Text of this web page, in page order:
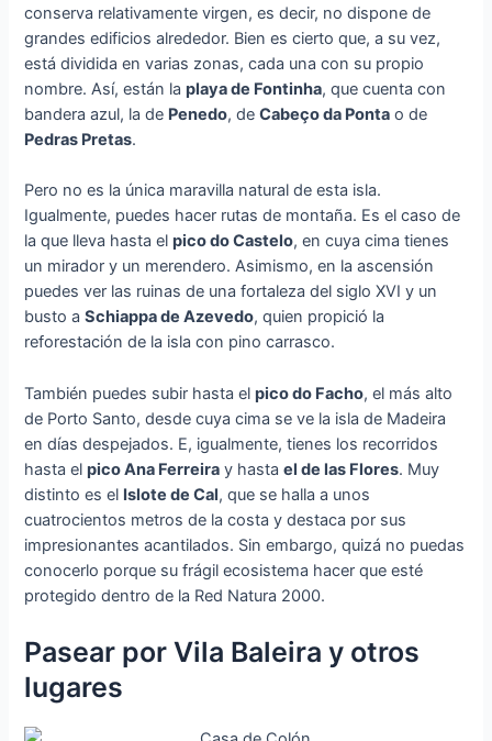
conserva relativamente virgen, es decir, no dispone de
grandes edificios alrededor. Bien es cierto que, a su vez,
está dividida en varias zonas, cada una con su propio
nombre. Así, están laplaya de Fontinha, que cuenta con
bandera azul, la de Penedo, deCabeço da Ponta o de
Pedras Pretas.
Pero no es la única maravilla natural de esta isla.
Igualmente, puedes hacer rutas de montaña. Es el caso de
la que lleva hasta elpico do Castelo, en cuya cima tienes
un mirador y un merendero. Asimismo, en la ascensión
puedes ver las ruinas de una fortaleza del siglo XVI y un
busto aSchiappa de Azevedo, quien propició la
reforestación de la isla con pino carrasco.
También puedes subir hasta elpico do Facho, el más alto
de Porto Santo, desde cuya cima se ve la isla de Madeira
en días despejados. E, igualmente, tienes los recorridos
hasta elpico Ana Ferreira y hastael de las Flores. Muy
distinto es el Islote de Cal, que se halla a unos
cuatrocientos metros de la costa y destaca por sus
impresionantes acantilados. Sin embargo, quizá no puedas
conocerlo porque su frágil ecosistema hacer que esté
protegido dentro de la Red Natura 2000.
Pasear por Vila Baleira y otros
lugares